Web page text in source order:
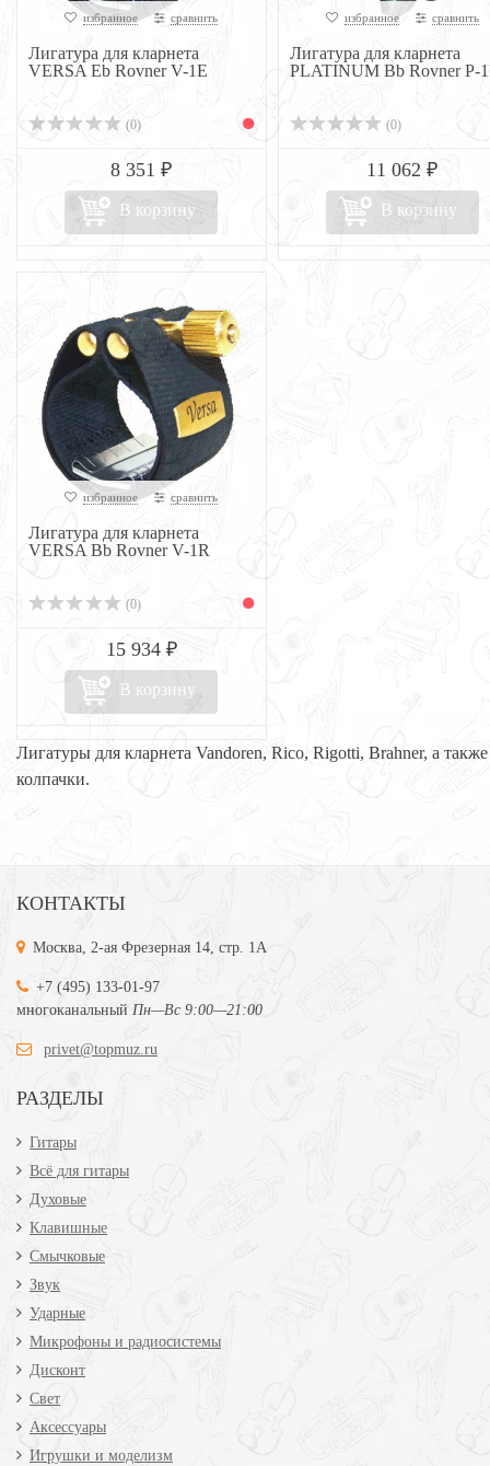
избранное сравнить
Лигатура для кларнета
VERSA Eb Rovner V-1E
(0)
8 351 ₽
В корзину
избранное сравнить
Лигатура для кларнета
PLATINUM Bb Rovner P-
(0)
11 062 ₽
В корзину
избранное сравнить
Лигатура для кларнета
VERSA Bb Rovner V-1R
(0)
15 934 ₽
В корзину
Лигатуры для кларнета Vandoren, Rico, Rigotti, Brahner, а также
колпачки.
КОНТАКТЫ
Москва, 2-ая Фрезерная 14, стр. 1А
+7 (495) 133-01-97
многоканальный Пн—Вс 9:00—21:00
privet@topmuz.ru
РАЗДЕЛЫ
Гитары
Всё для гитары
Духовые
Клавишные
Смычковые
Звук
Ударные
Микрофоны и радиосистемы
Дисконт
Свет
Аксессуары
Игрушки и моделизм